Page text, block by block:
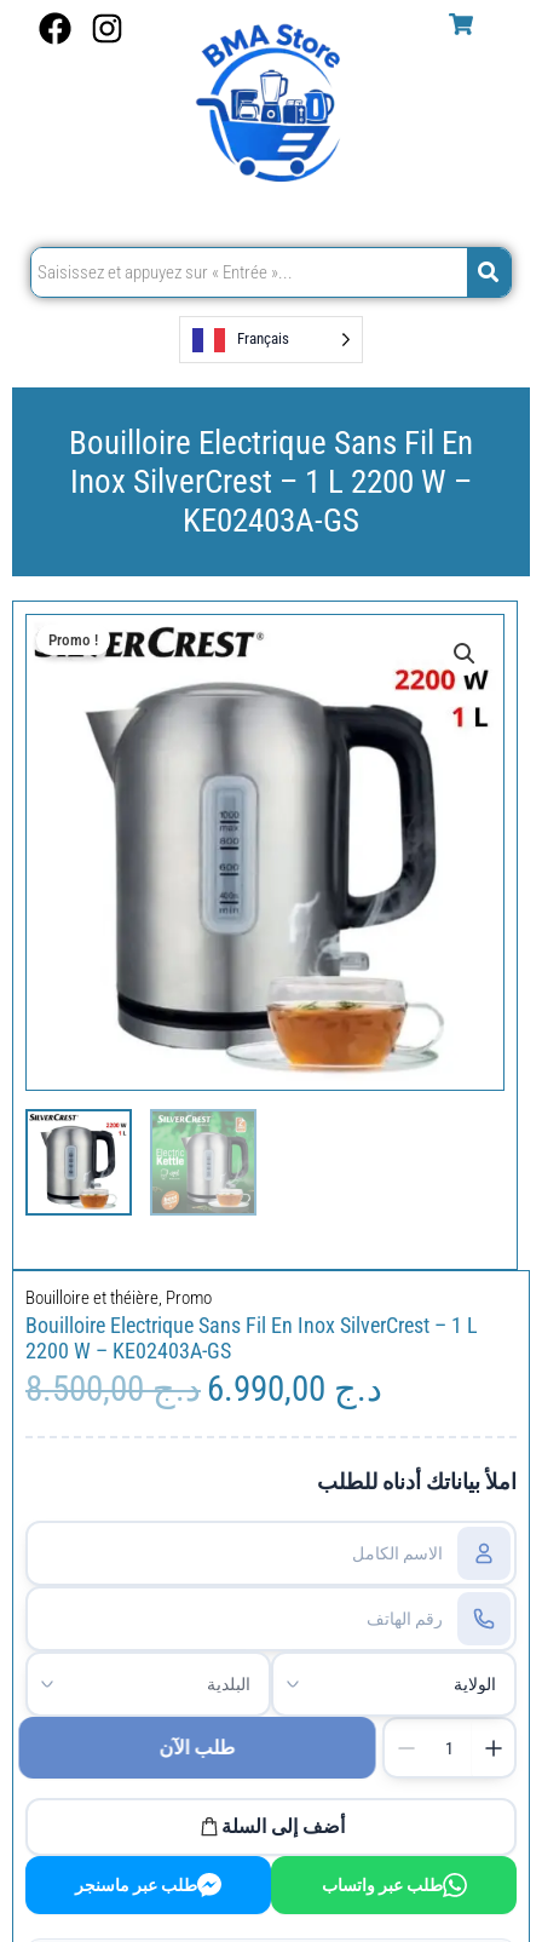
F
k
I
a
m
Français
Bouilloire Electrique Sans Fil En
Inox SilverCrest – 1 L 2200 W –
KE02403A-GS
Promo !
Bouilloire et théière Promo
Bouilloire Electrique Sans Fil En Inox SilverCrest – 1 L
2200 W – KE02403A-GS
د.ج8.500,00
Le
initial
د.ج
actuel
est :
املأ بياناتك أدناه للطلب
طلب الآن
أضف إلى السلة
طلب عبر واتساب طلب عبر ماسنجر